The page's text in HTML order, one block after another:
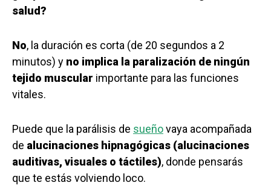
salud?
No, la duración es corta (de 20 segundos a 2
minutos) y no implica la paralización de ningún
tejido muscular importante para las funciones
vitales.
Puede que la parálisis de sueñovaya acompañada
de alucinaciones hipnagógicas (alucinaciones
auditivas, visuales o táctiles), donde pensarás
que te estás volviendo loco.